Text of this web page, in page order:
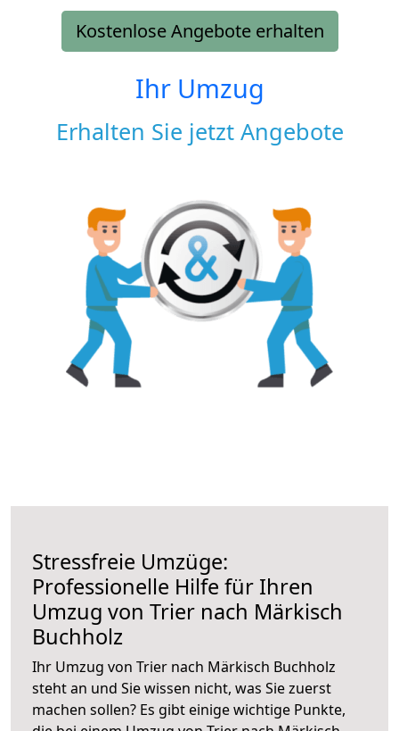
Kostenlose Angebote erhalten
Ihr Umzug
Erhalten Sie jetzt Angebote
Stressfreie Umzüge:
Professionelle Hilfe für Ihren
Umzug von Trier nach Märkisch
Buchholz
Ihr Umzug von Trier nach Märkisch Buchholz
steht an und Sie wissen nicht, was Sie zuerst
machen sollen? Es gibt einige wichtige Punkte,